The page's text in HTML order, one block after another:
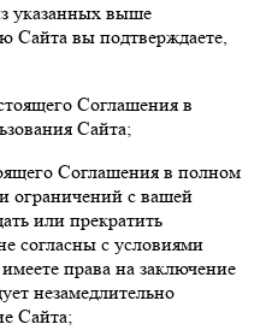
указанных выше
Сайта вы подтверждаете,
Соглашения в
Сайта;
Соглашения в полном
ограничений с вашей
или прекратить
согласны с условиями
права на заключение
незамедлительно
Сайта;